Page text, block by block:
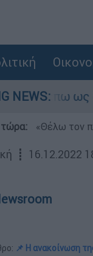
NEWS:
δύναμη»
τώρα: «Θέλω τον
┋ 16.12.2022
📌 Η ανακοίνωση